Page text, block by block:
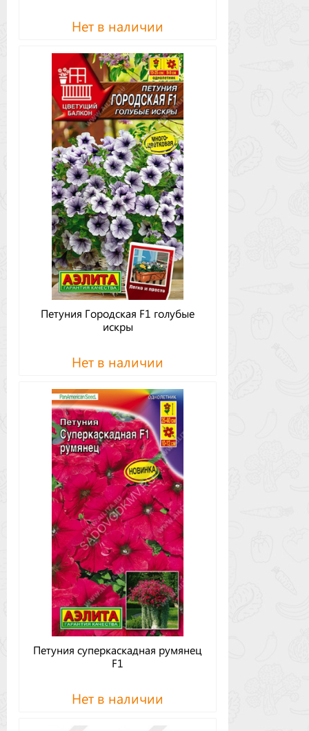
Нет в наличии
Петуния Городская F1 голубые
искры
Нет в наличии
Петуния суперкаскадная румянец
F1
Нет в наличии